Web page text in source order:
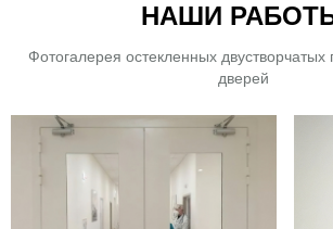
НАШИ
Фотогалерея остекленных
дверей